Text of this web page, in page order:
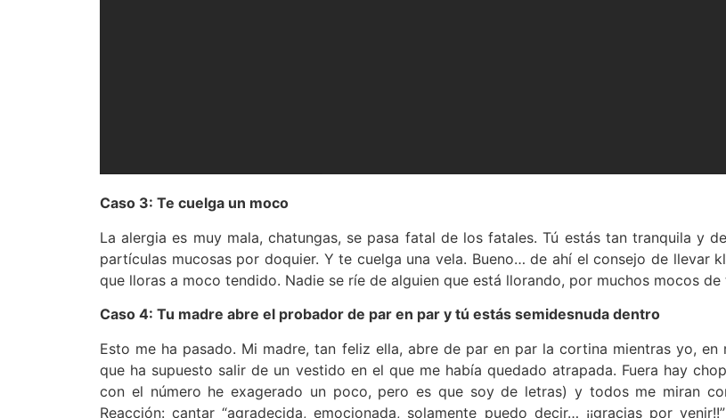
Caso 3: Te cuelga un moco
La alergia es muy mala, chatungas, se pasa fatal de los fatales. Tú estás tan tranquila y
partículas mucosas por doquier. Y te cuelga una vela. Bueno… de ahí el consejo de llevar
que lloras a moco tendido. Nadie se ríe de alguien que está llorando, por muchos mocos
Caso 4: Tu madre abre el probador de par en par y tú estás semidesnuda dentro
Esto me ha pasado. Mi madre, tan feliz ella, abre de par en par la cortina mientras yo,
que ha supuesto salir de un vestido en el que me había quedado atrapada. Fuera hay
con el número he exagerado un poco, pero es que soy de letras) y todos me miran
Reacción: cantar “agradecida, emocionada, solamente puedo decir… ¡¡gracias por